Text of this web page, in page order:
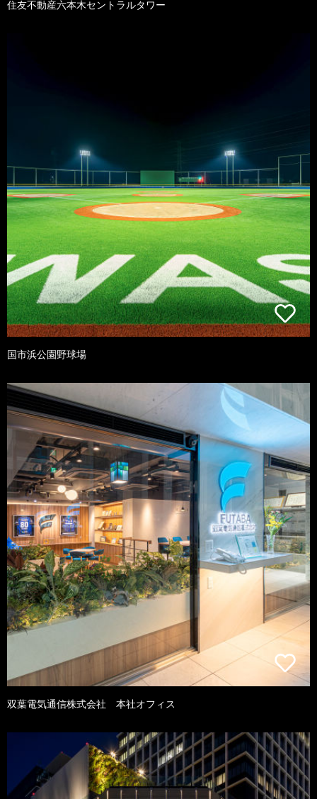
住友不動産六本木セントラルタワー
国市浜公園野球場
双葉電気通信株式会社 本社オフィス